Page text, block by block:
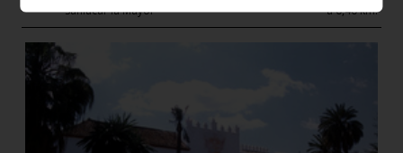
Sanlúcar la Mayor a 0,40 km.